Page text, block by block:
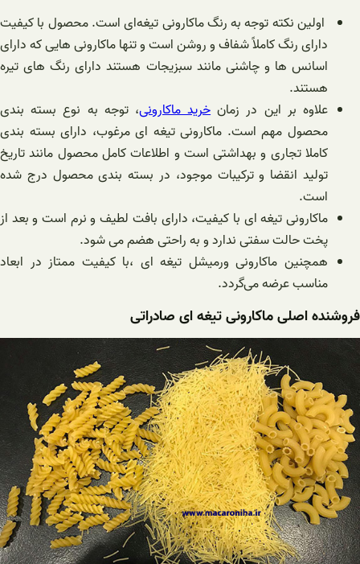
اولین نکته توجه به رنگ ماکارونی تیغه‌ای است. محصول با کیفیت
دارای رنگ کاملاً شفاف و روشن است و تنها ماکارونی هایی که دارای
اسانس ها و چاشنی مانند سبزیجات هستند دارای رنگ های تیره
هستند.
علاوه بر این در زمانخرید ماکارونی، توجه به نوع بسته بندی
محصول مهم است. ماکارونی تیغه ای مرغوب، دارای بسته بندی
کاملا تجاری و بهداشتی است و اطلاعات کامل محصول مانند تاریخ
تولید انقضا و ترکیبات موجود، در بسته بندی محصول درج شده
است.
ماکارونی تیغه ای با کیفیت، دارای بافت لطیف و نرم است و بعد از
پخت حالت سفتی ندارد و به راحتی هضم می شود.
همچنین ماکارونی ورمیشل تیغه ای ،با کیفیت ممتاز در ابعاد
مناسب عرضه می‌گردد.
فروشنده اصلی ماکارونی تیغه ای صادراتی